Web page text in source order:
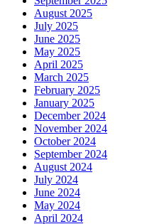
August 2025
July 2025
June 2025
May 2025
April 2025
March 2025
February 2025
January 2025
December 2024
November 2024
October 2024
September 2024
August 2024
July 2024
June 2024
May 2024
April 2024